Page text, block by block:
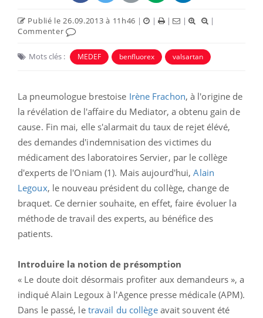
Publié le 26.09.2013 à 11h46 | | | |
|
Commenter
Mots clés : MEDEF benfluorex valsartan
La pneumologue brestoise Irène Frachon, à l'origine de
la révélation de l'affaire du Mediator, a obtenu gain de
cause. Fin mai, elle s'alarmait du taux de rejet élévé,
des demandes d'indemnisation des victimes du
médicament des laboratoires Servier, par le collège
d'experts de l'Oniam (1). Mais aujourd'hui,Alain
Legoux, le nouveau président du collège, change de
braquet. Ce dernier souhaite, en effet, faire évoluer la
méthode de travail des experts, au bénéfice des
patients.
Introduire la notion de présomption
« Le doute doit désormais profiter aux demandeurs », a
indiqué Alain Legoux à l'Agence presse médicale (APM).
Dans le passé, le travail du collègeavait souvent été